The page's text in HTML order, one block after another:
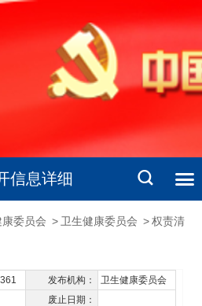
信息详细
委员会 > 卫生健康委员会 > 权责清
发布机构：
卫生健康委员会
废止日期：